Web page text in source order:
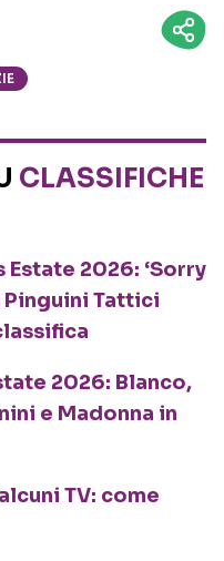
CLASSIFICHE
Estate 2026: ‘Sorry
Pinguini Tattici
2026: Blanco,
e Madonna in
TV: come